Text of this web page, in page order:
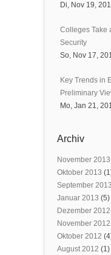
Di, Nov 19,
Colleges Take
Security
So, Nov 17,
Key Trends in
Preliminary
Mo, Jan 21,
Archiv
November 2013
Oktober 2013
September 2013
Januar 2013 (5)
Dezember 2012
November 2012
Oktober 2012
August 2012 (1)